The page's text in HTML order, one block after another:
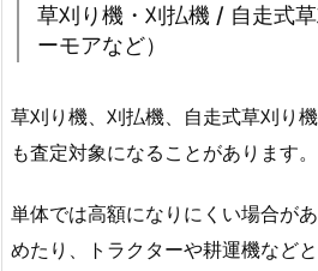
草刈り機・刈払機 / 自走式
ーモアなど）
草刈り機、刈払機、自走式草刈り
も査定対象になることがあります。
単体では高額になりにくい場合が
めたり、トラクターや耕運機など